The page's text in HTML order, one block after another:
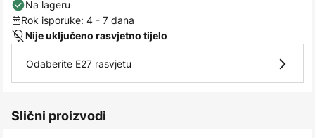
Na lageru
Rok isporuke: 4 - 7 dana
Nije uključeno rasvjetno tijelo
Odaberite E27 rasvjetu
Slični proizvodi